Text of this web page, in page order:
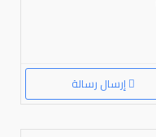
إرسال رسالة